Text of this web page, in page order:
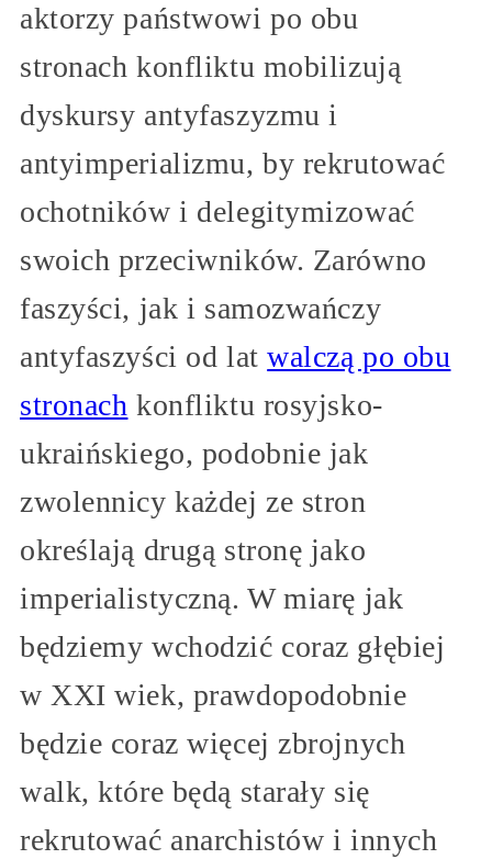
aktorzy państwowi po obu
stronach konfliktu mobilizują
dyskursy antyfaszyzmu i
antyimperializmu, by rekrutować
ochotników i delegitymizować
swoich przeciwników. Zarówno
faszyści, jak i samozwańczy
antyfaszyści od latwalczą po obu
stronach konfliktu rosyjsko-
ukraińskiego, podobnie jak
zwolennicy każdej ze stron
określają drugą stronę jako
imperialistyczną. W miarę jak
będziemy wchodzić coraz głębiej
w XXI wiek, prawdopodobnie
będzie coraz więcej zbrojnych
walk, które będą starały się
rekrutować anarchistów i innych